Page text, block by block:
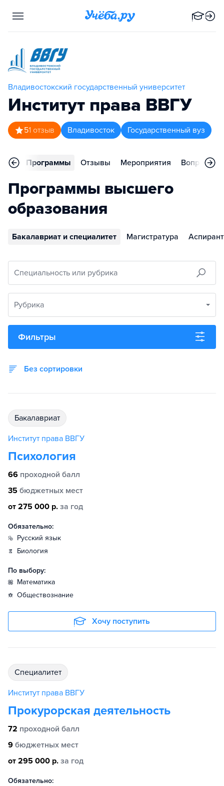
Владивостокский государственный университет
Институт права ВВГУ
51 отзыв Владивосток Государственный вуз
Программы Отзывы Мероприятия Вопросы
Программы высшего
образования
Бакалавриат и специалитет Магистратура
Специальность или рубрика
Рубрика
Фильтры
Без сортировки
бакалавриат
Институт права ВВГУ
Психология
66 проходной балл
35 бюджетных мест
от 275 000 р. за год
Обязательно:
русский язык
биология
По выбору:
математика
обществознание
Хочу поступить
специалитет
Институт права ВВГУ
Прокурорская деятельность
72 проходной балл
9 бюджетных мест
от 295 000 р. за год
Обязательно: